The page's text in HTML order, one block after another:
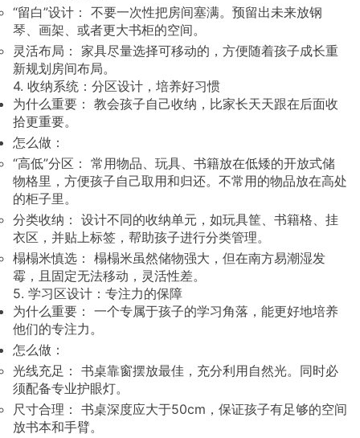
“留白”设计： 不要一次性把房间塞满。预留出未来放钢
琴、画架、或者更大书柜的空间。
灵活布局： 家具尽量选择可移动的，方便随着孩子成长重
新规划房间布局。
4. 收纳系统：分区设计，培养好习惯
为什么重要： 教会孩子自己收纳，比家长天天跟在后面收
拾更重要。
怎么做：
“高低”分区： 常用物品、玩具、书籍放在低矮的开放式储
物格里，方便孩子自己取用和归还。不常用的物品放在高处
的柜子里。
分类收纳： 设计不同的收纳单元，如玩具筐、书籍格、挂
衣区，并贴上标签，帮助孩子进行分类管理。
榻榻米慎选： 榻榻米虽然储物强大，但在南方易潮湿发
霉，且固定无法移动，灵活性差。
5. 学习区设计：专注力的保障
为什么重要： 一个专属于孩子的学习角落，能更好地培养
他们的专注力。
怎么做：
光线充足： 书桌靠窗摆放最佳，充分利用自然光。同时必
须配备专业护眼灯。
尺寸合理： 书桌深度应大于50cm，保证孩子有足够的空间
放书本和手臂。